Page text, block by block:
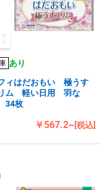
あり
ィはだおもい 極うす
ム 軽い日用 羽な
34枚
￥567.2~[税込]